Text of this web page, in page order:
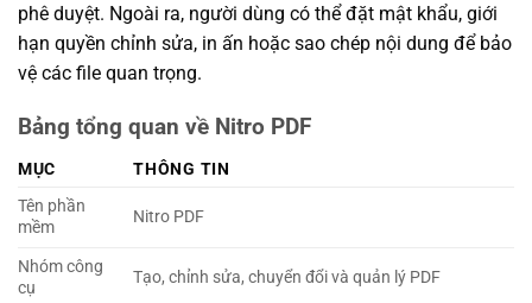
phê duyệt. Ngoài ra, người dùng có thể đặt mật khẩu, giới
hạn quyền chỉnh sửa, in ấn hoặc sao chép nội dung để bảo
vệ các file quan trọng.
Bảng tổng quan về Nitro PDF
MỤC
THÔNG TIN
Tên phần
mềm
Nitro PDF
Nhóm công
cụ
Tạo, chỉnh sửa, chuyển đổi và quản lý PDF